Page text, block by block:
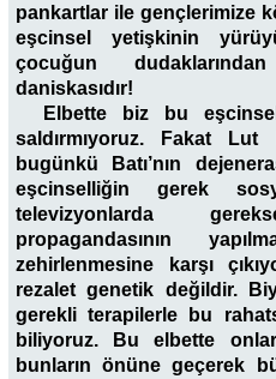
pankartlar ile gençlerimize
eşcinsel yetişkinin
çocuğun
daniskasıdır!
Elbette biz bu
saldırmıyoruz. Fakat
bugünkü Batı’nın
eşcinselliğin gerek
televizyonlarda
propagandasının
zehirlenmesine karşı
rezalet genetik değildir.
gerekli terapilerle bu
biliyoruz. Bu elbette
bunların önüne geçerek